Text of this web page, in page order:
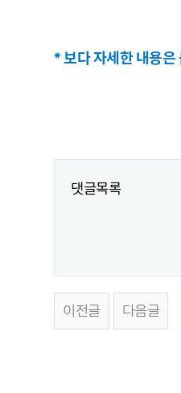
* 보다 자세한 내용
댓글목록
이전글 다음글